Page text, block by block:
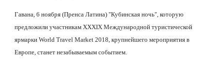
Гавана, 6 ноября (Пренса Латина) "Кубинская ночь", которую
предложили участникам XXXIX Международной туристической
ярмарки World Travel Market 2018, крупнейшего мероприятия в
Европе, станет незабываемым событием.